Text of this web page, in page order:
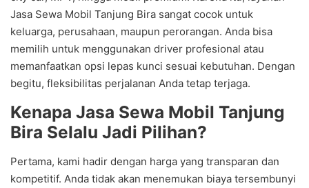
Jasa Sewa Mobil Tanjung Bira sangat cocok untuk
keluarga, perusahaan, maupun perorangan. Anda bisa
memilih untuk menggunakan driver profesional atau
memanfaatkan opsi lepas kunci sesuai kebutuhan. Dengan
begitu, fleksibilitas perjalanan Anda tetap terjaga.
Kenapa Jasa Sewa Mobil Tanjung
Bira Selalu Jadi Pilihan?
Pertama, kami hadir dengan harga yang transparan dan
kompetitif. Anda tidak akan menemukan biaya tersembunyi